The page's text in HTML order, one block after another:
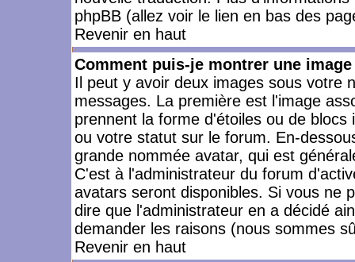
phpBB (allez voir le lien en bas des
Revenir en haut
Comment puis-je montrer une
Il peut y avoir deux images sous votre
messages. La première est l'image
prennent la forme d'étoiles ou de
ou votre statut sur le forum. En-
grande nommée avatar, qui est
C'est à l'administrateur du forum
avatars seront disponibles. Si vous ne
dire que l'administrateur en a décidé
demander les raisons (nous sommes
Revenir en haut